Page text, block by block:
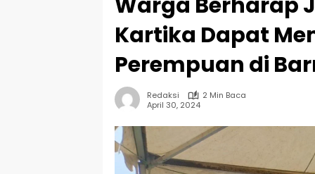
Kartika Dapat
Perempuan di
Redaksi
2 Min Baca
April 30, 2024